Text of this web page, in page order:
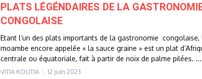
PLATS LÉGÉNDAIRES DE LA
CONGOLAISE
Etant l’un des plats importants de la gastronomie congolaise,
moambe encore appelée « la sauce graine » est un plat
centrale ou équatoriale, fait à partir de noix de palme pilées. ...
VITIA KOUTIA 12 juin 2023